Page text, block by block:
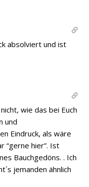
absolviert und ist
wie das bei Euch
und
Eindruck, als wäre
“gerne hier”. Ist
Bauchgedöns. . Ich
jemanden ähnlich